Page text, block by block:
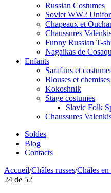
Russian Costumes
Soviet WW2
Chapeaux et
Chaussures
Funny Russian T-
Nagaikas de
Enfants
Sarafans et
Blouses et chemises
Kokoshnik
Stage costumes
Slavic Folk
Chaussures
Soldes
Blog
Contacts
Accueil/Châles russes/Châles en
24 de 52